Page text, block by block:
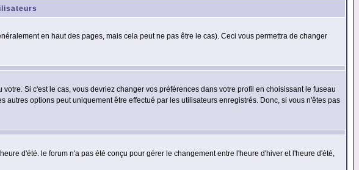
en haut des pages, mais cela peut ne pas être le cas). Ceci vous permettra de changer
Si c'est le cas, vous devriez changer vos préférences dans votre profil en choisissant le fuseau
options peut uniquement être effectué par les utilisateurs enregistrés. Donc, si vous n'êtes pas
d'été. le forum n'a pas été conçu pour gérer le changement entre l'heure d'hiver et l'heure d'été,